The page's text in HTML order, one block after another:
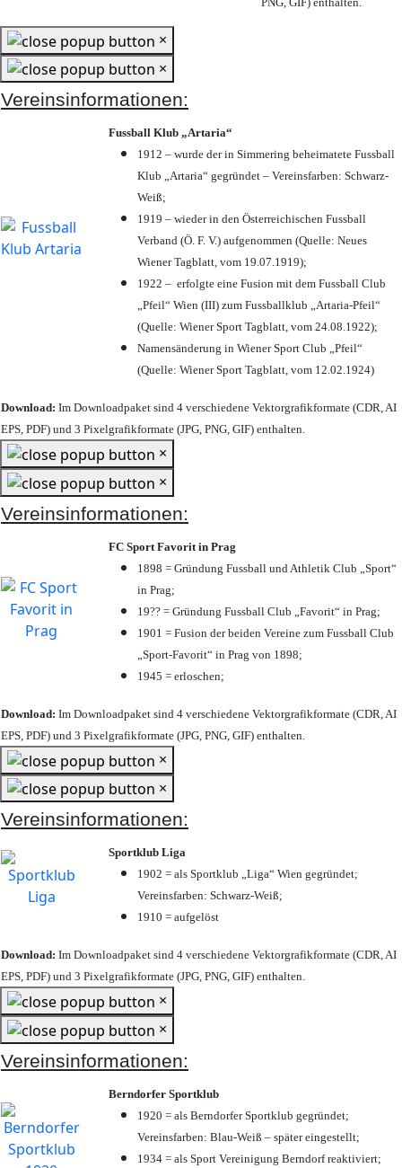
×
×
Vereinsinformationen:
Fussball Klub „Artaria“
1912 – wurde der in Simmering beheimatete Fussball
Klub „Artaria“ gegründet – Vereinsfarben: Schwarz-
Weiß;
1919 – wieder in den Österreichischen Fussball
Verband (Ö. F. V.) aufgenommen (Quelle: Neues
Wiener Tagblatt, vom 19.07.1919);
1922 – erfolgte eine Fusion mit dem Fussball Club
„Pfeil“ Wien (III) zum Fussballklub „Artaria-Pfeil“
(Quelle: Wiener Sport Tagblatt, vom 24.08.1922);
Namensänderung in Wiener Sport Club „Pfeil“
(Quelle: Wiener Sport Tagblatt, vom 12.02.1924)
Download: Im Downloadpaket sind 4 verschiedene Vektorgrafikformate (CDR, AI
EPS, PDF) und 3 Pixelgrafikformate (JPG, PNG, GIF) enthalten.
×
×
Vereinsinformationen:
FC Sport Favorit in Prag
1898 = Gründung Fussball und Athletik Club „Sport“
in Prag;
19?? = Gründung Fussball Club „Favorit“ in Prag;
1901 = Fusion der beiden Vereine zum Fussball Club
„Sport-Favorit“ in Prag von 1898;
1945 = erloschen;
Download: Im Downloadpaket sind 4 verschiedene Vektorgrafikformate (CDR, AI
EPS, PDF) und 3 Pixelgrafikformate (JPG, PNG, GIF) enthalten.
×
×
Vereinsinformationen:
Sportklub Liga
1902 = als Sportklub „Liga“ Wien gegründet;
Vereinsfarben: Schwarz-Weiß;
1910 = aufgelöst
Download: Im Downloadpaket sind 4 verschiedene Vektorgrafikformate (CDR, AI
EPS, PDF) und 3 Pixelgrafikformate (JPG, PNG, GIF) enthalten.
×
×
Vereinsinformationen:
Berndorfer Sportklub
1920 = als Berndorfer Sportklub gegründet;
Vereinsfarben: Blau-Weiß – später eingestellt;
1934 = als Sport Vereinigung Berndorf reaktiviert;